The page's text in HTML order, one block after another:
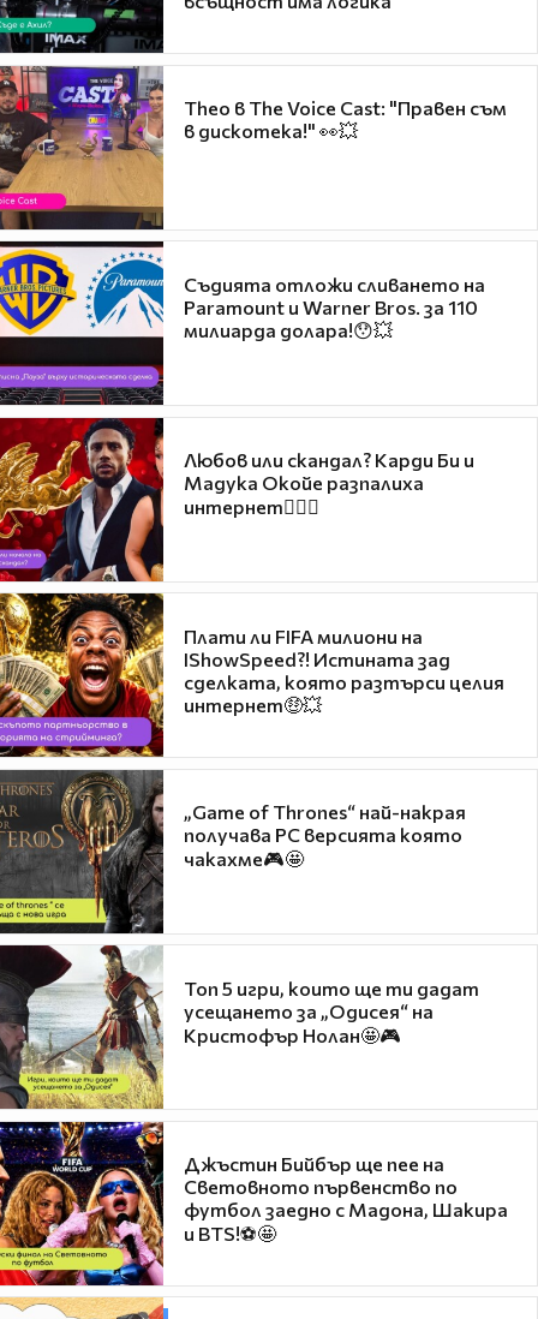
Theo в The Voice Cast: "Правен съм
в дискотека!" 👀💥
Съдията отложи сливането на
Paramount и Warner Bros. за 110
милиарда долара!😯💥
Любов или скандал? Карди Би и
Мадука Окойе разпалиха
интернет❤️‍🔥🔥
Плати ли FIFA милиони на
IShowSpeed?! Истината зад
сделката, която разтърси целия
интернет🤑💥
„Game of Thrones“ най-накрая
получава PC версията която
чакахме🎮🤩
Топ 5 игри, които ще ти дадат
усещането за „Одисея“ на
Кристофър Нолан🤩🎮
Джъстин Бийбър ще пее на
Световното първенство по
футбол заедно с Мадона, Шакира
и BTS!⚽🤩